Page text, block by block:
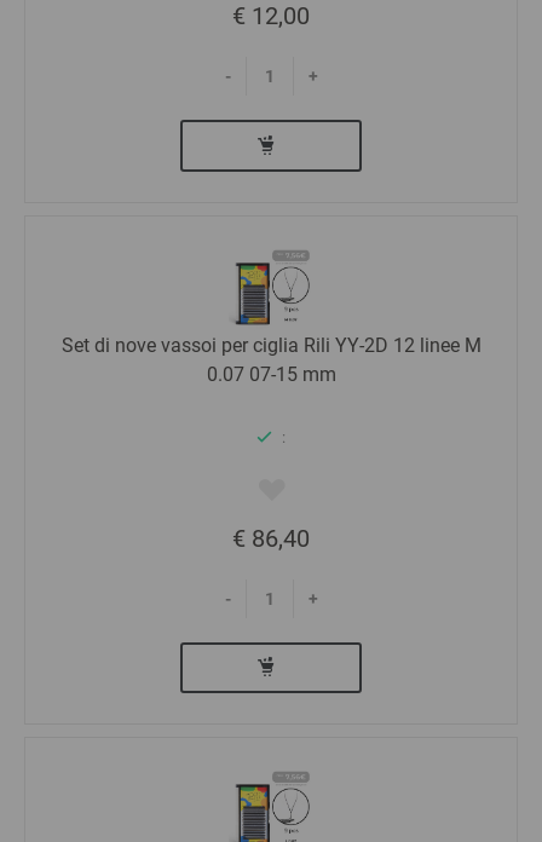
€ 12,00
- +
Set di nove vassoi per ciglia Rili YY-2D 12 linee M
0.07 07-15 mm
:
€ 86,40
- +